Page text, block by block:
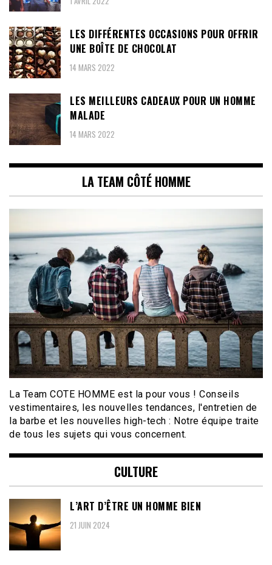
LES DIFFÉRENTES OCCASIONS POUR OFFRIR
UNE BOÎTE DE CHOCOLAT
14 MARS 2022
LES MEILLEURS CADEAUX POUR UN HOMME
MALADE
14 MARS 2022
LA TEAM CÔTÉ HOMME
La Team COTE HOMME est la pour vous ! Conseils
vestimentaires, les nouvelles tendances, l'entretien de
la barbe et les nouvelles high-tech : Notre équipe traite
de tous les sujets qui vous concernent.
CULTURE
L’ART D’ÊTRE UN HOMME BIEN
21 JUIN 2024